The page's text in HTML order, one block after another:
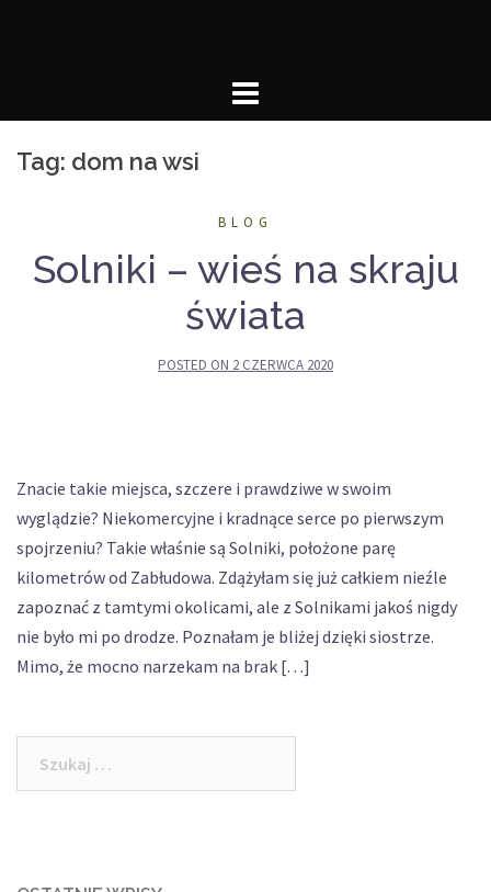
Tag: dom na wsi
BLOG
Solniki – wieś na skraju
świata
POSTED ON 2 CZERWCA 2020
Znacie takie miejsca, szczere i prawdziwe w swoim
wyglądzie? Niekomercyjne i kradnące serce po pierwszym
spojrzeniu? Takie właśnie są Solniki, położone parę
kilometrów od Zabłudowa. Zdążyłam się już całkiem nieźle
zapoznać z tamtymi okolicami, ale z Solnikami jakoś nigdy
nie było mi po drodze. Poznałam je bliżej dzięki siostrze.
Mimo, że mocno narzekam na brak […]